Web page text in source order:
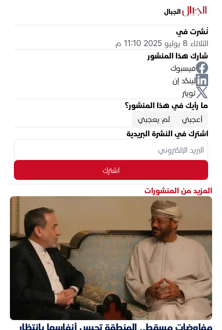
الجبال
نُشرت في
الثلاثاء 8 يوليو 2025 11:10 م
شارك هذا المنشور
فيسبوك
لينكد إن
تويتر
ما رأيك في هذا المنشور؟
أعجبني
لم يعجبني
اشترك في النشرة البريدية
اشترك
المزيد من المنشورات
مفاوضات مسقط.. المنطقة تحبس أنفاسها بانتظار